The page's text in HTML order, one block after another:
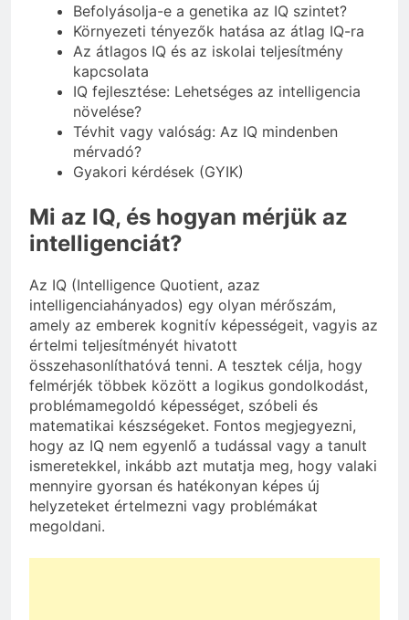
Befolyásolja-e a genetika az IQ szintet?
Környezeti tényezők hatása az átlag IQ-ra
Az átlagos IQ és az iskolai teljesítmény
kapcsolata
IQ fejlesztése: Lehetséges az intelligencia
növelése?
Tévhit vagy valóság: Az IQ mindenben
mérvadó?
Gyakori kérdések (GYIK)
Mi az IQ, és hogyan mérjük az
intelligenciát?
Az IQ (Intelligence Quotient, azaz
intelligenciahányados) egy olyan mérőszám,
amely az emberek kognitív képességeit, vagyis az
értelmi teljesítményét hivatott
összehasonlíthatóvá tenni. A tesztek célja, hogy
felmérjék többek között a logikus gondolkodást,
problémamegoldó képességet, szóbeli és
matematikai készségeket. Fontos megjegyezni,
hogy az IQ nem egyenlő a tudással vagy a tanult
ismeretekkel, inkább azt mutatja meg, hogy valaki
mennyire gyorsan és hatékonyan képes új
helyzeteket értelmezni vagy problémákat
megoldani.